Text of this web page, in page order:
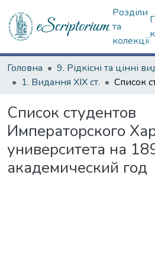
Розділи
та
колекції
Головна
1. Видання ХІХ ст.
Список студентов
Императорского
университета на
академический год